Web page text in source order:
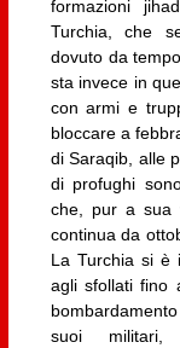
formazioni
Turchia, che
dovuto da
sta invece in
con armi e
bloccare a
di Saraqib, alle
di profughi
che, pur a sua
continua da
La Turchia si è
agli sfollati fino
suoi